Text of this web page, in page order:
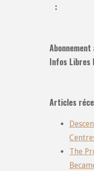
:
Infos Libres
Articles
The